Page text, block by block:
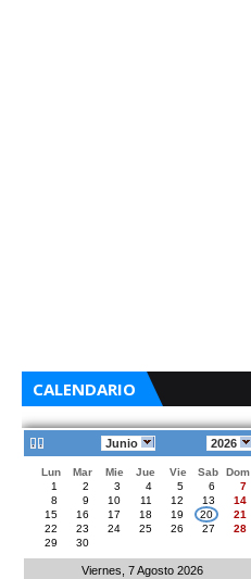
CALENDARIO
Junio 2026
Lun Mar Mie Jue Vie Sab
Dom
1
2 3 4 5 6
7
8
9 10 11 12 13
14
15
16 17 18 19 20
21
22
23 24 25 26 27
28
29
30
Viernes, 7 Agosto 2026